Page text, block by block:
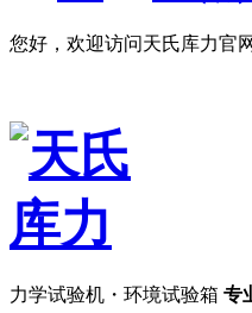
您好，欢迎访问天氏库力官
力学试验机・环境试验箱 专